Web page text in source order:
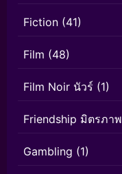
Fiction (41)
Film (48)
Film Noir นัวร์ (1)
Friendship มิตรภาพ
Gambling (1)